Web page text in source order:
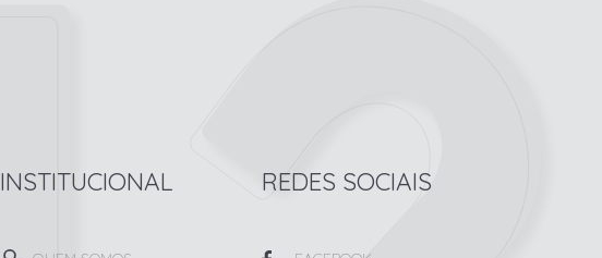
INSTITUCIONAL REDES SOCIAIS